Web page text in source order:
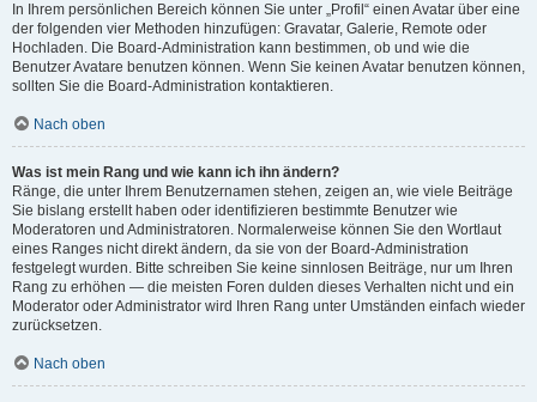
In Ihrem persönlichen Bereich können Sie unter „Profil“ einen Avatar über eine
der folgenden vier Methoden hinzufügen: Gravatar, Galerie, Remote oder
Hochladen. Die Board-Administration kann bestimmen, ob und wie die
Benutzer Avatare benutzen können. Wenn Sie keinen Avatar benutzen können,
sollten Sie die Board-Administration kontaktieren.
Nach oben
Was ist mein Rang und wie kann ich ihn ändern?
Ränge, die unter Ihrem Benutzernamen stehen, zeigen an, wie viele Beiträge
Sie bislang erstellt haben oder identifizieren bestimmte Benutzer wie
Moderatoren und Administratoren. Normalerweise können Sie den Wortlaut
eines Ranges nicht direkt ändern, da sie von der Board-Administration
festgelegt wurden. Bitte schreiben Sie keine sinnlosen Beiträge, nur um Ihren
Rang zu erhöhen — die meisten Foren dulden dieses Verhalten nicht und ein
Moderator oder Administrator wird Ihren Rang unter Umständen einfach wieder
zurücksetzen.
Nach oben